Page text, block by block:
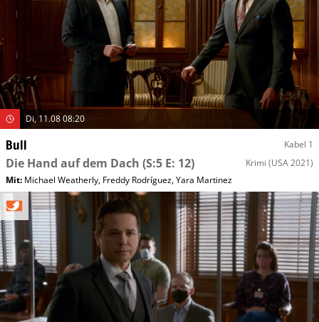
Di, 11.08 08:20
Bull Kabel 1
Die Hand auf dem Dach (S:5 E: 12) Krimi (USA 2021)
Mit: Michael Weatherly, Freddy Rodríguez,Yara Martinez